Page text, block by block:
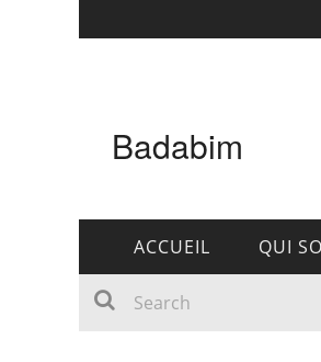
Badabim
ACCUEIL QUI